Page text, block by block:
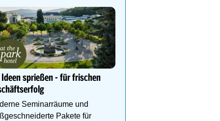
Ideen sprießen - für frischen
Seminarräume und
Pakete für